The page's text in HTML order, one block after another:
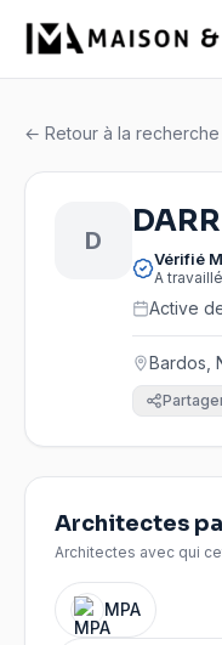
← Retour à la recherche
D
Vérifié
A
Active
Bardos,
Architectes
Architectes avec qui
MPA